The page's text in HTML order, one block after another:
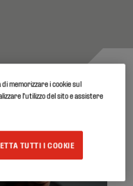
memorizzare i cookie sul
l'utilizzo del sito e assistere
TUTTI I COOKIE